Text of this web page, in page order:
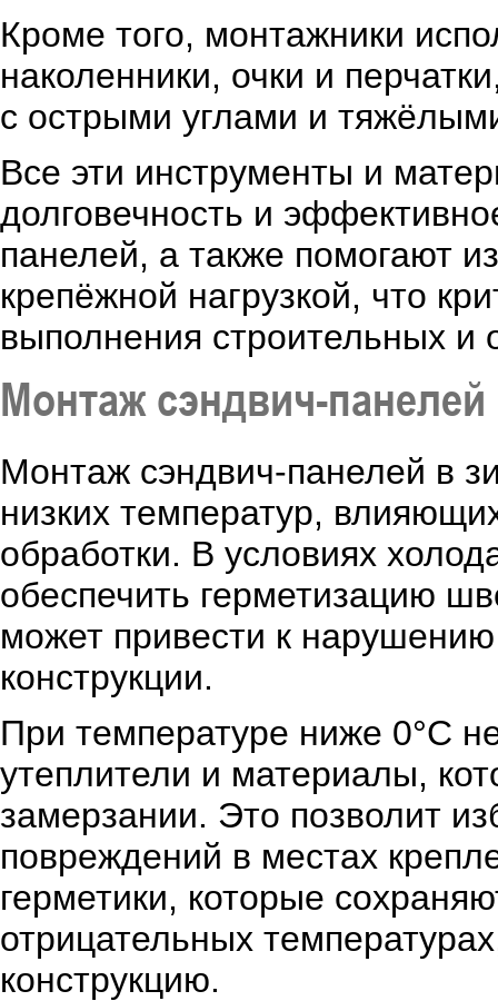
Кроме того, монтажники
наколенники, очки и
с острыми углами и
Все эти инструменты и
долговечность и
панелей, а также помогают
крепёжной нагрузкой, что
выполнения строительных и
Монтаж сэндвич-панелей
Монтаж сэндвич-панелей в
низких температур,
обработки. В условиях
обеспечить герметизацию
может привести к
конструкции.
При температуре ниже 0°C
утеплители и материалы,
замерзании. Это позволит
повреждений в местах
герметики, которые
отрицательных
конструкцию.